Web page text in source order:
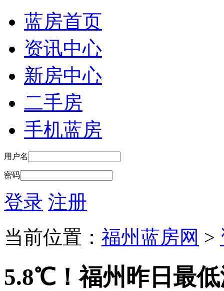
蓝房首页
资讯中心
新房中心
二手房
手机蓝房
用户名
密码
登录 注册
当前位置： 福州蓝房网 >
5.8℃！福州昨日最